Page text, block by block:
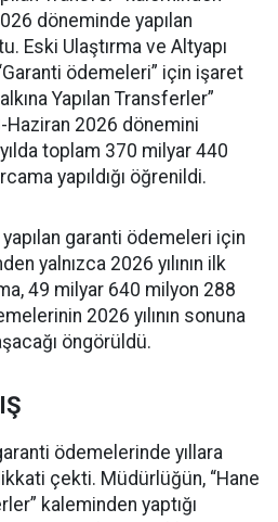
döneminde yapılan
Eski Ulaştırma ve Altyapı
“Garanti ödemeleri” için işaret
Yapılan Transferler”
2026 dönemini
toplam 370 milyar 440
yapıldığı öğrenildi.
garanti ödemeleri için
yalnızca 2026 yılının ilk
49 milyar 640 milyon 288
2026 yılının sonuna
öngörüldü.
ödemelerinde yıllara
çekti. Müdürlüğün, “Hane
kaleminden yaptığı